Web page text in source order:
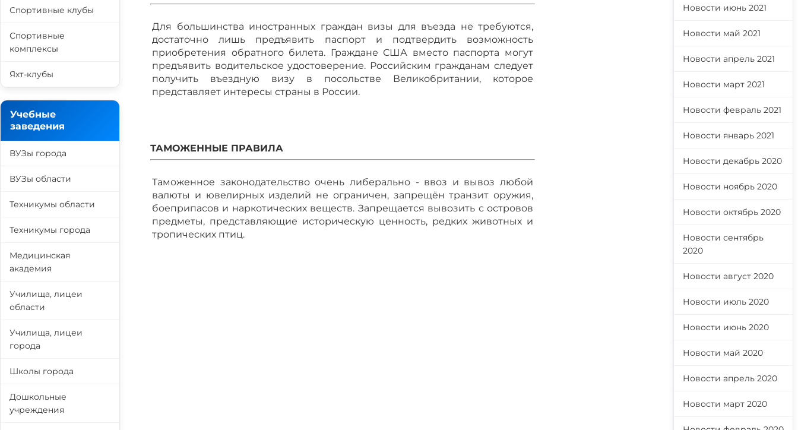
Для большинства иностранных граждан визы для въезда не требуются,
достаточно лишь предъявить паспорт и подтвердить возможность
приобретения обратного билета. Граждане США вместо паспорта могут
предъявить водительское удостоверение. Российским гражданам следует
получить въездную визу в посольстве Великобритании, которое
представляет интересы страны в России.
ТАМОЖЕННЫЕ ПРАВИЛА
Таможенное законодательство очень либерально - ввоз и вывоз любой
валюты и ювелирных изделий не ограничен, запрещён транзит оружия,
боеприпасов и наркотических веществ. Запрещается вывозить с островов
предметы, представляющие историческую ценность, редких животных и
тропических птиц.
Спортивные клубы
Спортивные
комплексы
Яхт-клубы
Учебные
заведения
ВУЗы города
ВУЗы области
Техникумы области
Техникумы города
Медицинская
академия
Училища, лицеи
области
Училища, лицеи
города
Школы города
Дошкольные
учреждения
Новости июнь 2021
Новости май 2021
Новости апрель 2021
Новости март 2021
Новости февраль 2021
Новости январь 2021
Новости декабрь 2020
Новости ноябрь 2020
Новости октябрь 2020
Новости сентябрь
2020
Новости август 2020
Новости июль 2020
Новости июнь 2020
Новости май 2020
Новости апрель 2020
Новости март 2020